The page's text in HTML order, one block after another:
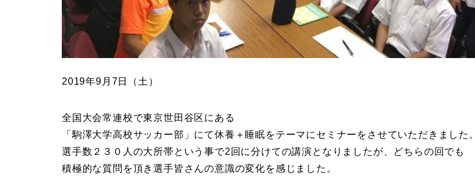
2019年9月7日（土）
全国大会常連校で東京世田谷区にある
「駒澤大学高校サッカー部」にて休養＋睡眠をテーマにセミナーをさせていただきました。
選手数２３０人の大所帯という事で2回に分けての講演となりましたが、どちらの回でも
積極的な質問を頂き選手皆さんの意識の変化を感じました。